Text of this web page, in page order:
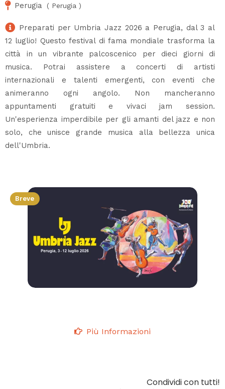
Perugia ( Perugia )
Preparati per Umbria Jazz 2026 a Perugia, dal 3 al
12 luglio! Questo festival di fama mondiale trasforma la
città in un vibrante palcoscenico per dieci giorni di
musica. Potrai assistere a concerti di artisti
internazionali e talenti emergenti, con eventi che
animeranno ogni angolo. Non mancheranno
appuntamenti gratuiti e vivaci jam session.
Un'esperienza imperdibile per gli amanti del jazz e non
solo, che unisce grande musica alla bellezza unica
dell'Umbria.
Breve
Più Informazioni
Condividi con tutti!